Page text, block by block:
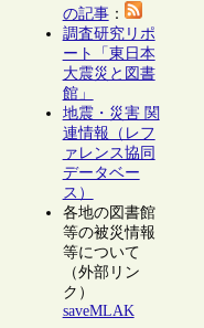
の記事：
調査研究リポ
ート「東日本
大震災と図書
館」
地震・災害 関
連情報（レフ
ァレンス協同
データベー
ス）
各地の図書館
等の被災情報
等について
（外部リン
ク）
saveMLAK